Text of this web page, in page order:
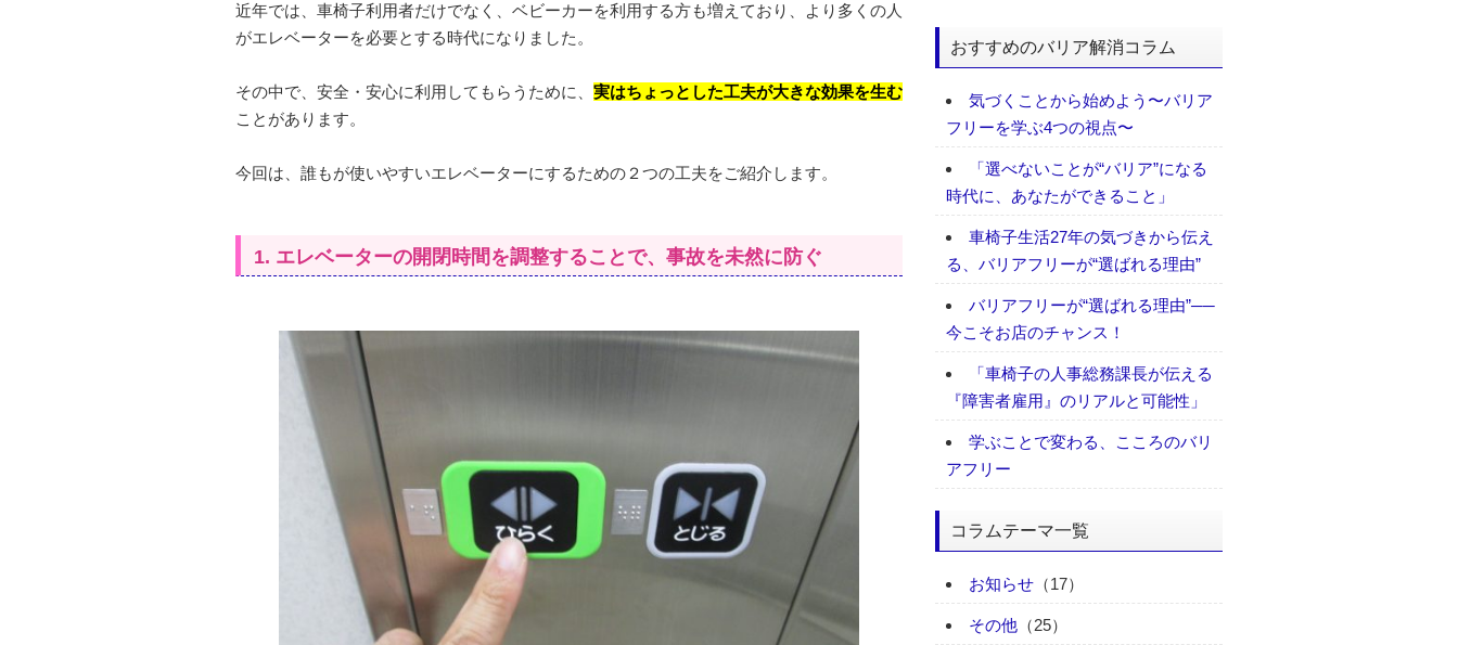
近年では、車椅子利用者だけでなく、ベビーカーを利用する方も増えており、より多くの人
がエレベーターを必要とする時代になりました。
その中で、安全・安心に利用してもらうために、 実はちょっとした工夫が大きな効果を生む
ことがあります。
今回は、誰もが使いやすいエレベーターにするための２つの工夫をご紹介します。
1. エレベーターの開閉時間を調整することで、事故を未然に防ぐ
おすすめのバリア解消コラム
気づくことから始めよう〜バリア
フリーを学ぶ4つの視点〜
「選べないことが“バリア”になる
時代に、あなたができること」
車椅子生活27年の気づきから伝え
る、バリアフリーが“選ばれる理由”
バリアフリーが“選ばれる理由”──
今こそお店のチャンス！
「車椅子の人事総務課長が伝える
『障害者雇用』のリアルと可能性」
学ぶことで変わる、こころのバリ
アフリー
コラムテーマ一覧
お知らせ （17）
その他 （25）